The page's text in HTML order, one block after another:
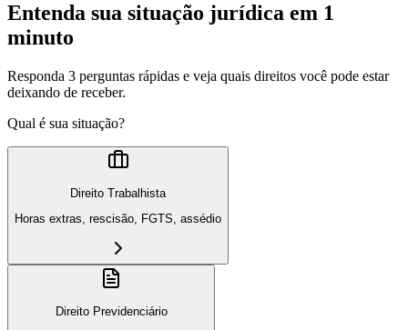
Entenda sua situação jurídica em 1
minuto
Responda 3 perguntas rápidas e veja quais direitos você pode estar
deixando de receber.
Qual é sua situação?
Direito Trabalhista
Horas extras, rescisão, FGTS, assédio
Direito Previdenciário